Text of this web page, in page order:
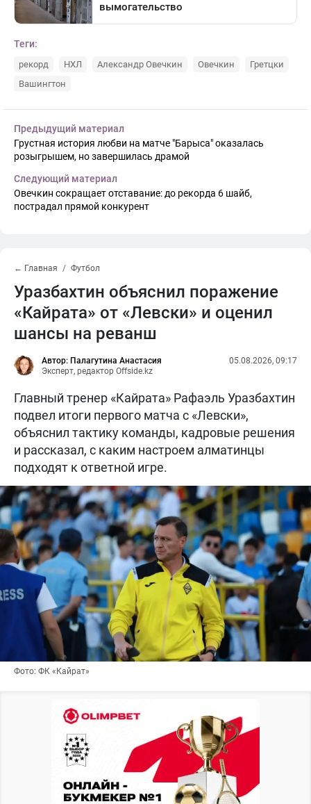
Теги:
рекорд НХЛ Александр Овечкин Овечкин
Гретцки
Вашингтон
Предыдущий материал
Грустная история любви на матче "Барыса" оказалась
розыгрышем, но завершилась драмой
Следующий материал
Овечкин сокращает отставание: до рекорда 6 шайб,
пострадал прямой конкурент
← Главная Футбол
Уразбахтин объяснил поражение
«Кайрата» от «Левски» и оценил
шансы на реванш
Автор: Палагутина Анастасия
Эксперт, редактор Offside.kz
05.08.2026, 09:17
Главный тренер «Кайрата» Рафаэль Уразбахтин
подвел итоги первого матча с «Левски»,
объяснил тактику команды, кадровые решения
и рассказал, с каким настроем алматинцы
подходят к ответной игре.
Фото: ФК «Кайрат»